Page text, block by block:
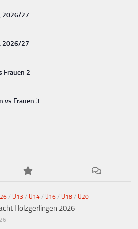
2026/27
2026/27
Frauen 2
vs Frauen 3
/ U13 / U14 / U16 / U18 / U20
Holzgerlingen 2026